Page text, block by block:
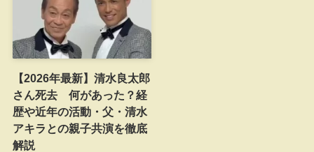
【2026年最新】清水良太郎
さん死去 何があった？経
歴や近年の活動・父・清水
アキラとの親子共演を徹底
解説